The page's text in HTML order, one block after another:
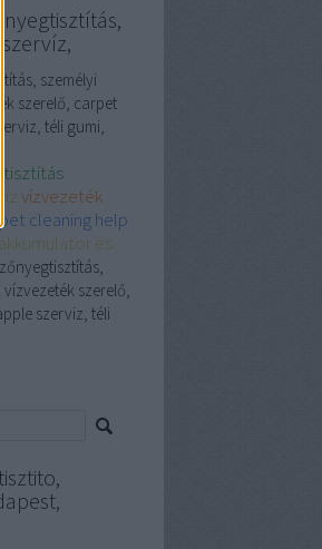
személyi
szerelő, carpet
téli gumi,
vízvezeték
cleaning help
akkumulátor és
szerelő,
szerviz, téli